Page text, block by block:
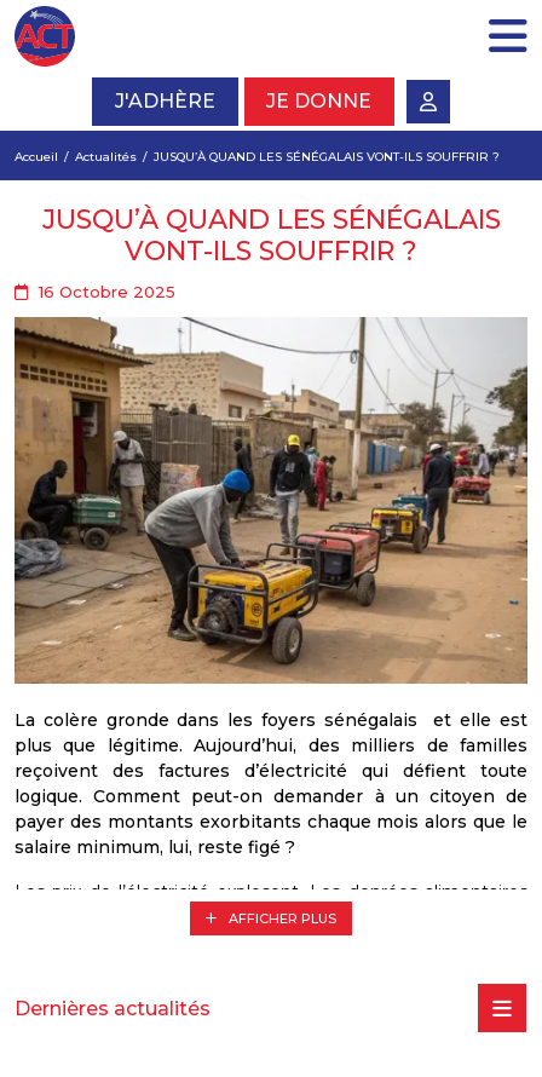
J'ADHÈRE JE DONNE
Accueil Actualités JUSQU’À QUAND LES SÉNÉGALAIS VONT-ILS SOUFFRIR ?
JUSQU’À QUAND LES SÉNÉGALAIS
VONT-ILS SOUFFRIR ?
16 Octobre 2025
La colère gronde dans les foyers sénégalais et elle est
plus que légitime. Aujourd’hui, des milliers de familles
reçoivent des factures d’électricité qui défient toute
logique. Comment peut-on demander à un citoyen de
payer des montants exorbitants chaque mois alors que le
salaire minimum, lui, reste figé ?
Les prix de l’électricité explosent. Les denrées alimentaires
deviennent de plus en plus inaccessibles. Le carburant
flambe. Pendant ce temps, les promesses se multiplient,
Nous, l’Alliance pour la Citoyenneté et le Travail (ACT),
AFFICHER PLUS
Dernières actualités